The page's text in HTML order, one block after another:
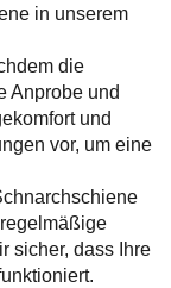
in unserem
die
Anprobe und
und
vor, um eine
sicher, dass Ihre